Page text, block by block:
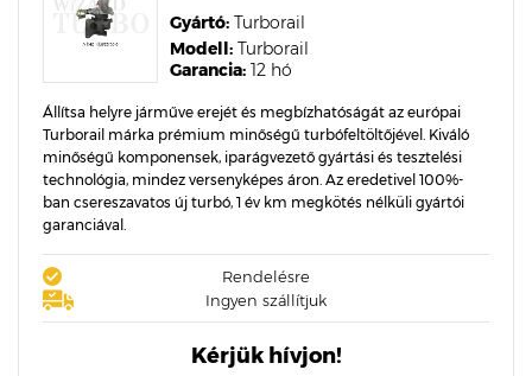
Garancia: 12 hó
Modell: Turborail
Gyártó: Turborail
Állítsa helyre járműve erejét és megbízhatóságát az európai
Turborail márka prémium minőségű turbófeltöltőjével. Kiváló
minőségű komponensek, iparágvezető gyártási és tesztelési
technológia, mindez versenyképes áron. Az eredetivel 100%-
ban csereszavatos új turbó, 1 év km megkötés nélküli gyártói
garanciával.
Rendelésre
Ingyen szállítjuk
Kérjük hívjon!